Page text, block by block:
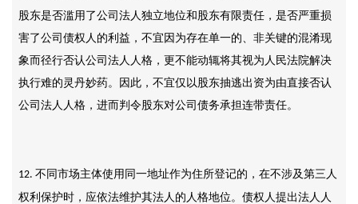
股东是否滥用了公司法人独立地位和股东有限责任，是否严重损
害了公司债权人的利益，不宜因为存在单一的、非关键的混淆现
象而径行否认公司法人人格，更不能动辄将其视为人民法院解决
执行难的灵丹妙药。因此，不宜仅以股东抽逃出资为由直接否认
公司法人人格，进而判令股东对公司债务承担连带责任。
12.不同市场主体使用同一地址作为住所登记的，在不涉及第三人
权利保护时，应依法维护其法人的人格地位。债权人提出法人人